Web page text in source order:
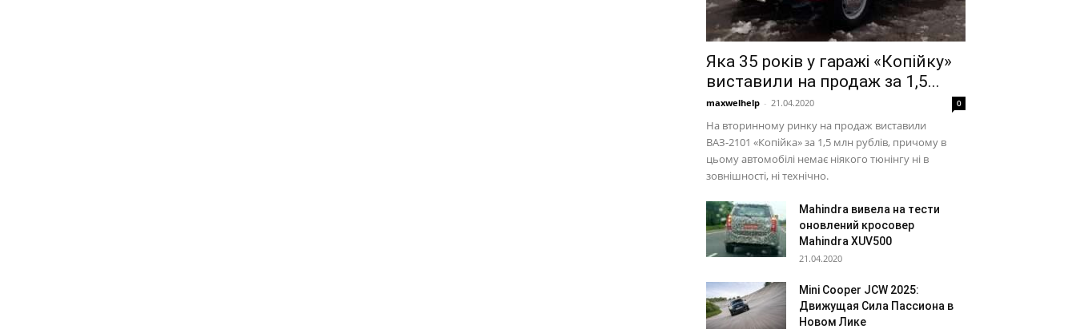
Яка 35 років у гаражі «Копійку»
виставили на продаж за 1,5...
maxwelhelp - 21.04.2020 0
На вторинному ринку на продаж виставили
ВАЗ-2101 «Копійка» за 1,5 млн рублів, причому в
цьому автомобілі немає ніякого тюнінгу ні в
зовнішності, ні технічно.
Mahindra вивела на тести
оновлений кросовер
Mahindra XUV500
21.04.2020
Mini Cooper JCW 2025:
Движущая Сила Пассиона в
Новом Лике